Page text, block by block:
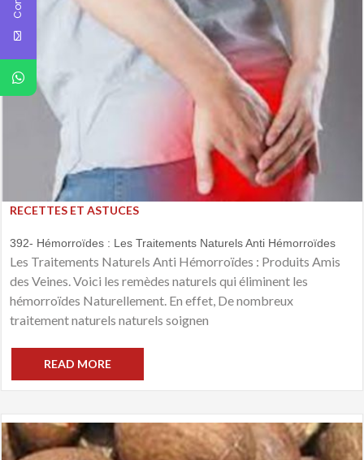
RECETTES ET ASTUCES
392- Hémorroïdes : Les Traitements Naturels Anti Hémorroïdes
Les Traitements Naturels Anti Hémorroïdes : Produits Amis
des Veines. Voici les remèdes naturels qui éliminent les
hémorroïdes Naturellement. En effet, De nombreux
traitement naturels naturels soignen
READ MORE